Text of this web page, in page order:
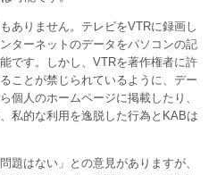
ありません。テレビをVTRに録画し
ターネットのデータをパソコンの記
です。しかし、VTRを著作権者に許
ことが禁じられているように、デー
個人のホームページに掲載したり、
私的な利用を逸脱した行為とKABは
題はない」との意見がありますが、